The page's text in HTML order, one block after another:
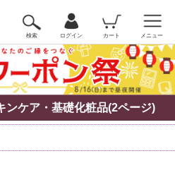
検索 ログイン カート メニュー
ンケア・基礎化粧品(2ページ)